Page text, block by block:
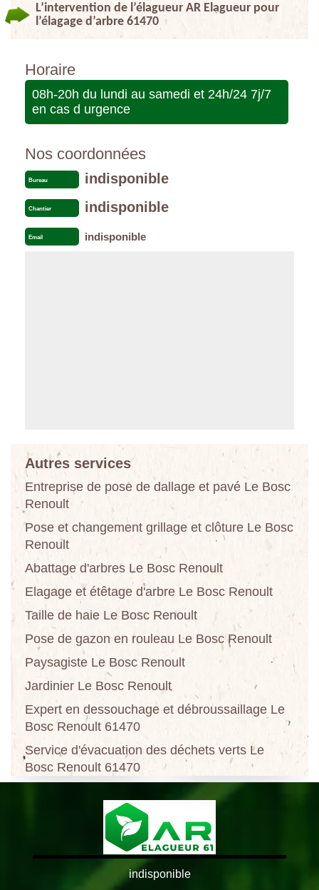
L’intervention de l’élagueur AR Elagueur pour
l’élagage d’arbre 61470
Horaire
08h-20h du lundi au samedi et 24h/24 7j/7
en cas d urgence
Nos coordonnées
Bureau indisponible
Chantier indisponible
Email indisponible
Autres services
Entreprise de pose de dallage et pavé Le Bosc
Renoult
Pose et changement grillage et clôture Le Bosc
Renoult
Abattage d'arbres Le Bosc Renoult
Elagage et étêtage d'arbre Le Bosc Renoult
Taille de haie Le Bosc Renoult
Pose de gazon en rouleau Le Bosc Renoult
Paysagiste Le Bosc Renoult
Jardinier Le Bosc Renoult
Expert en dessouchage et débroussaillage Le
Bosc Renoult 61470
Service d'évacuation des déchets verts Le
Bosc Renoult 61470
indisponible